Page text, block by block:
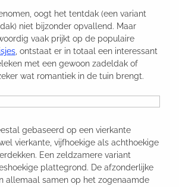
oogt het tentdak (een variant
niet bijzonder opvallend. Maar
vaak prijkt op de populaire
, ontstaat er in totaal een interessant
met een gewoon zadeldak of
wat romantiek in de tuin brengt.
gebaseerd op een vierkante
vierkante, vijfhoekige als achthoekige
Een zeldzamere variant
plattegrond. De afzonderlijke
allemaal samen op het zogenaamde